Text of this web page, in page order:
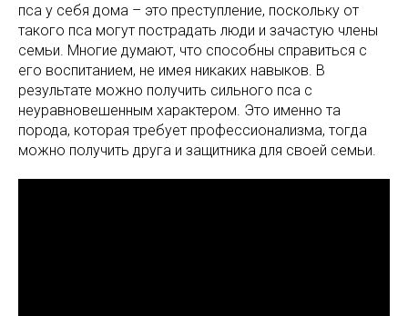
пса у себя дома – это преступление, поскольку от
такого пса могут пострадать люди и зачастую члены
семьи. Многие думают, что способны справиться с
его воспитанием, не имея никаких навыков. В
результате можно получить сильного пса с
неуравновешенным характером. Это именно та
порода, которая требует профессионализма, тогда
можно получить друга и защитника для своей семьи.